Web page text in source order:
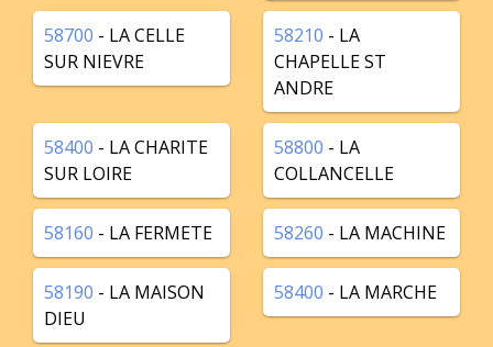
58700 - LA CELLE
SUR NIEVRE
58210 - LA
CHAPELLE ST
ANDRE
58400 - LA CHARITE
SUR LOIRE
58800 - LA
COLLANCELLE
58160 - LA FERMETE 58260 - LA MACHINE
58190 - LA MAISON
DIEU
58400 - LA MARCHE